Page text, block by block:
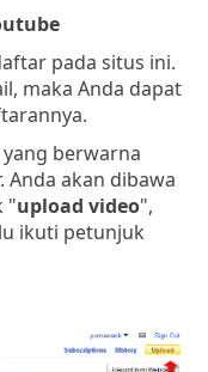
pada situs ini.
maka Anda dapat
yang berwarna
Anda akan dibawa
"upload video",
ikuti petunjuk